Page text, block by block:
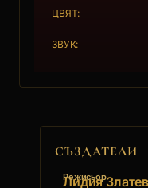
висшето
влизането на
Какво печели и
срещу модерното
ЦВЯТ:
ЗВУК:
СЪЗДАТЕЛИ
Режисьор
Лидия